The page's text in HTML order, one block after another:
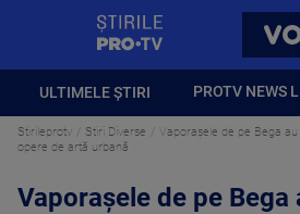
ULTIMELE ȘTIRI PROTV NEWS
Stirileprotv Stiri Diverse
Vaporașele de pe Bega
opere de artă urbană
Vaporașele de pe Bega